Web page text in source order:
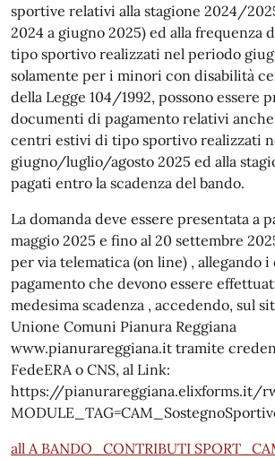
sportive relativi alla stagione 2024/
2024 a giugno 2025) ed alla frequenza
tipo sportivo realizzati nel periodo
solamente per i minori con disabilità
della Legge 104/1992, possono essere
documenti di pagamento relativi
centri estivi di tipo sportivo realizzati
giugno/luglio/agosto 2025 ed alla
pagati entro la scadenza del bando.
La domanda deve essere presentata a
maggio 2025 e fino al 20 settembre
per via telematica (on line) , allegando
pagamento che devono essere
medesima scadenza , accedendo, sul
Unione Comuni Pianura Reggiana
www.pianurareggiana.it tramite
FedeERA o CNS, al Link:
https://pianurareggiana.elixforms.it/
all A BANDO_CONTRIBUTI